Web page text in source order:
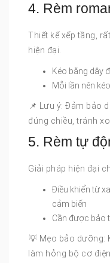
4. Rèm
Thiết kế xếp tầng,
hiện đại.
Kéo bằng dây
Mỗi lần nên
️📌 Lưu ý: Đảm bảo
đúng chiều, tránh
5. Rèm tự
Giải pháp hiện đại
Điều khiển từ
cảm biến
Cần được bảo
️💡 Mẹo bảo dưỡng:
làm hỏng bộ cơ